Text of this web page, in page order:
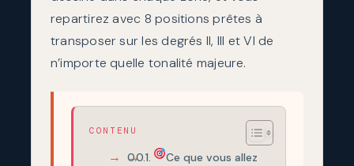
repartirez avec 8 positions prêtes à
transposer sur les degrés II, III et VI de
n’importe quelle tonalité majeure.
CONTENU
Ce que vous allez